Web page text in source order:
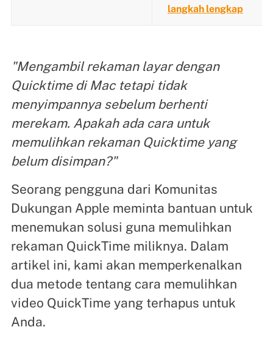
langkah lengkap
"Mengambil rekaman layar dengan
Quicktime di Mac tetapi tidak
menyimpannya sebelum berhenti
merekam. Apakah ada cara untuk
memulihkan rekaman Quicktime yang
belum disimpan?"
Seorang pengguna dari Komunitas
Dukungan Apple meminta bantuan untuk
menemukan solusi guna memulihkan
rekaman QuickTime miliknya. Dalam
artikel ini, kami akan memperkenalkan
dua metode tentang cara memulihkan
video QuickTime yang terhapus untuk
Anda.